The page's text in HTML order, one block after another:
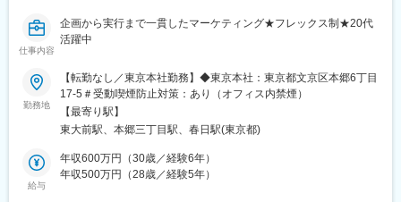
六甲駅、霞ケ丘駅(兵庫県)、三条駅(京都府)、桃山御陵前駅、畝傍
駅、北１２条駅、資生館小学校前駅、高岳駅、小池駅、矢田駅(愛
仕事内容
企画から実行まで一貫したマーケティング★フレックス制★20代
活躍中
勤務地
【転勤なし／東京本社勤務】◆東京本社：東京都文京区本郷6丁目
17-5＃受動喫煙防止対策：あり（オフィス内禁煙）
【最寄り駅】
東大前駅、本郷三丁目駅、春日駅(東京都)
給与
年収600万円（30歳／経験6年）
年収500万円（28歳／経験5年）